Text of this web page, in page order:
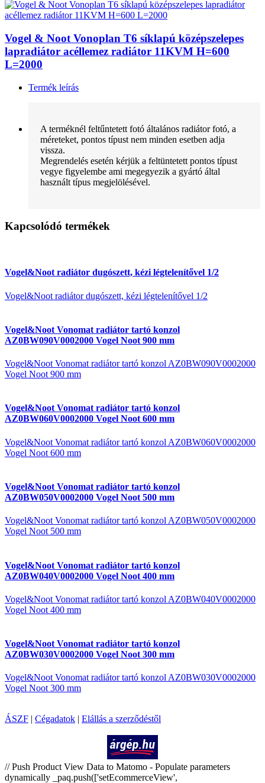
Vogel & Noot Vonoplan T6 síklapú középszelepes
lapradiátor acéllemez radiátor 11KVM H=600
L=2000
Termék leírás
A terméknél feltűntetett fotó általános radiátor fotó, a
méreteket, pontos típust nem minden esetben adja
vissza.
Megrendelés esetén kérjük a feltüntetett pontos típust
vegye figyelembe ami megegyezik a gyártó által
használt típus megjelölésével.
Kapcsolódó termékek
Vogel&Noot radiátor dugószett, kézi légtelenítővel 1/2
Vogel&Noot radiátor dugószett, kézi légtelenítővel 1/2
Vogel&Noot Vonomat radiátor tartó konzol
AZ0BW090V0002000 Vogel Noot 900 mm
Vogel&Noot Vonomat radiátor tartó konzol AZ0BW090V0002000
Vogel Noot 900 mm
Vogel&Noot Vonomat radiátor tartó konzol
AZ0BW060V0002000 Vogel Noot 600 mm
Vogel&Noot Vonomat radiátor tartó konzol AZ0BW060V0002000
Vogel Noot 600 mm
Vogel&Noot Vonomat radiátor tartó konzol
AZ0BW050V0002000 Vogel Noot 500 mm
Vogel&Noot Vonomat radiátor tartó konzol AZ0BW050V0002000
Vogel Noot 500 mm
Vogel&Noot Vonomat radiátor tartó konzol
AZ0BW040V0002000 Vogel Noot 400 mm
Vogel&Noot Vonomat radiátor tartó konzol AZ0BW040V0002000
Vogel Noot 400 mm
Vogel&Noot Vonomat radiátor tartó konzol
AZ0BW030V0002000 Vogel Noot 300 mm
Vogel&Noot Vonomat radiátor tartó konzol AZ0BW030V0002000
Vogel Noot 300 mm
ÁSZF | Cégadatok | Elállás a szerződéstől
// Push Product View Data to Matomo - Populate parameters
dynamically _paq.push(['setEcommerceView',